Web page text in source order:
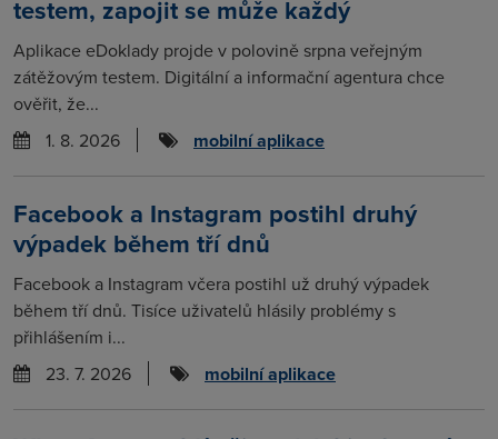
testem, zapojit se může každý
Aplikace eDoklady projde v polovině srpna veřejným
zátěžovým testem. Digitální a informační agentura chce
ověřit, že...
1. 8. 2026
mobilní aplikace
Facebook a Instagram postihl druhý
výpadek během tří dnů
Facebook a Instagram včera postihl už druhý výpadek
během tří dnů. Tisíce uživatelů hlásily problémy s
přihlášením i...
23. 7. 2026
mobilní aplikace